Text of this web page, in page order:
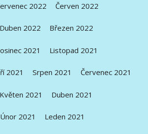
2022 Červen 2022
Duben 2022 Březen 2022
2021 Listopad 2021
2021 Srpen 2021 Červenec 2021
Květen 2021 Duben 2021
Únor 2021 Leden 2021